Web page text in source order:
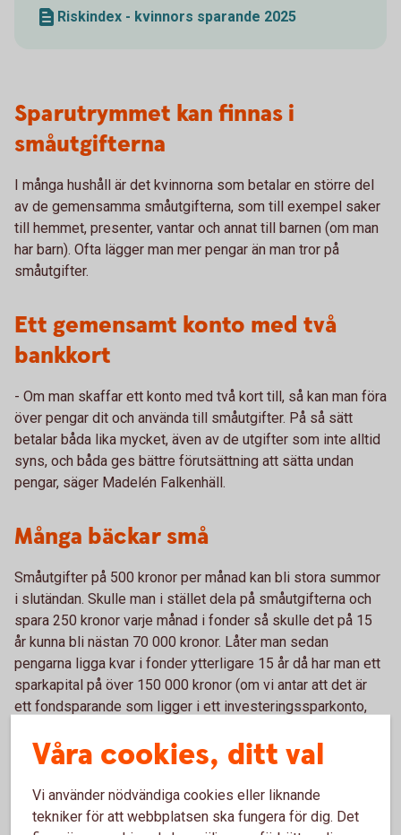
Riskindex - kvinnors sparande 2025
Sparutrymmet kan finnas i
småutgifterna
I många hushåll är det kvinnorna som betalar en större del
av de gemensamma småutgifterna, som till exempel saker
till hemmet, presenter, vantar och annat till barnen (om man
har barn). Ofta lägger man mer pengar än man tror på
småutgifter.
Ett gemensamt konto med två
bankkort
- Om man skaffar ett konto med två kort till, så kan man föra
över pengar dit och använda till småutgifter. På så sätt
betalar båda lika mycket, även av de utgifter som inte alltid
syns, och båda ges bättre förutsättning att sätta undan
pengar, säger Madelén Falkenhäll.
Många bäckar små
Småutgifter på 500 kronor per månad kan bli stora summor
i slutändan. Skulle man i stället dela på småutgifterna och
spara 250 kronor varje månad i fonder så skulle det på 15
år kunna bli nästan 70 000 kronor. Låter man sedan
pengarna ligga kvar i fonder ytterligare 15 år då har man ett
sparkapital på över 150 000 kronor (om vi antar att det är
ett fondsparande som ligger i ett investeringssparkonto,
avgifter. Bara av att dela på småutgifterna.
Jämställt sparande under
Våra cookies, ditt val
Vi använder nödvändiga cookies eller liknande
tekniker för att webbplatsen ska fungera för dig. Det